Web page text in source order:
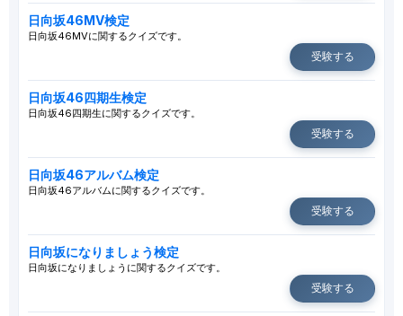
日向坂46MV検定
日向坂46MVに関するクイズです。
受験する
日向坂46四期生検定
日向坂46四期生に関するクイズです。
受験する
日向坂46アルバム検定
日向坂46アルバムに関するクイズです。
受験する
日向坂になりましょう検定
日向坂になりましょうに関するクイズです。
受験する